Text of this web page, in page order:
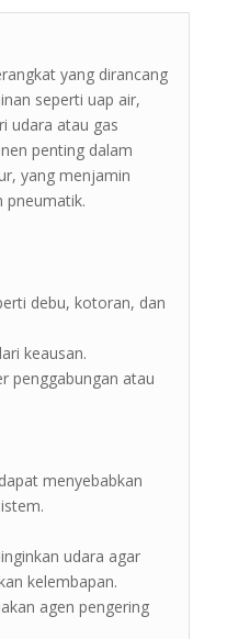
yang dirancang
seperti uap air,
udara atau gas
penting dalam
yang menjamin
pneumatik.
debu, kotoran, dan
keausan.
penggabungan atau
menyebabkan
udara agar
kelembapan.
agen pengering